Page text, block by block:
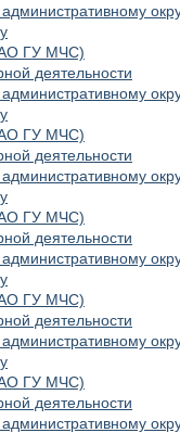
ГУ МЧС)
деятельности
ГУ МЧС)
деятельности
ГУ МЧС)
деятельности
ГУ МЧС)
деятельности
ГУ МЧС)
деятельности